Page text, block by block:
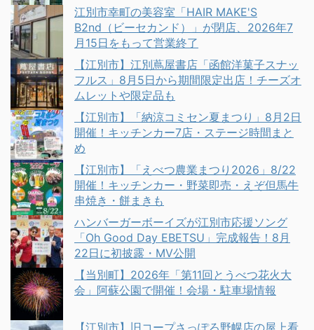
江別市幸町の美容室「HAIR MAKE'S
B2nd（ビーセカンド）」が閉店、2026年7
月15日をもって営業終了
【江別市】江別蔦屋書店「函館洋菓子スナッ
フルス」8月5日から期間限定出店！チーズオ
ムレットや限定品も
【江別市】「納涼コミセン夏まつり」8月2日
開催！キッチンカー7店・ステージ時間まと
め
【江別市】「えべつ農業まつり2026」8/22
開催！キッチンカー・野菜即売・えぞ但馬牛
串焼き・餅まきも
ハンバーガーボーイズが江別市応援ソング
「Oh Good Day EBETSU」完成報告！8月
22日に初披露・MV公開
【当別町】2026年「第11回とうべつ花火大
会」阿蘇公園で開催！会場・駐車場情報
【江別市】旧コープさっぽろ野幌店の屋上看